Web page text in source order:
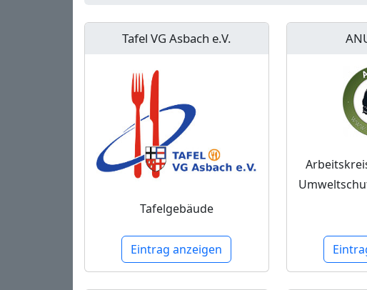
Tafel VG Asbach e.V.
Tafelgebäude
Eintrag anzeigen